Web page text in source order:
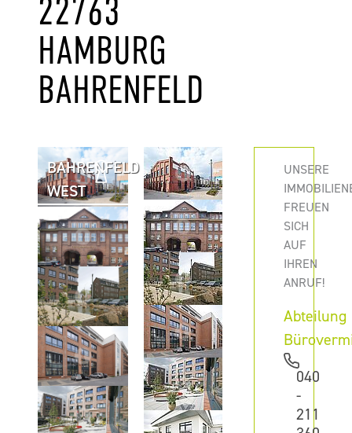
2763 H
AMBURG B
AHRENFELD
BAHRENFELD I HAMBURG
WEST
UNSERE
FREUEN
SICH
AUF
IHREN
ANRUF!
Abteilung
040
-
211